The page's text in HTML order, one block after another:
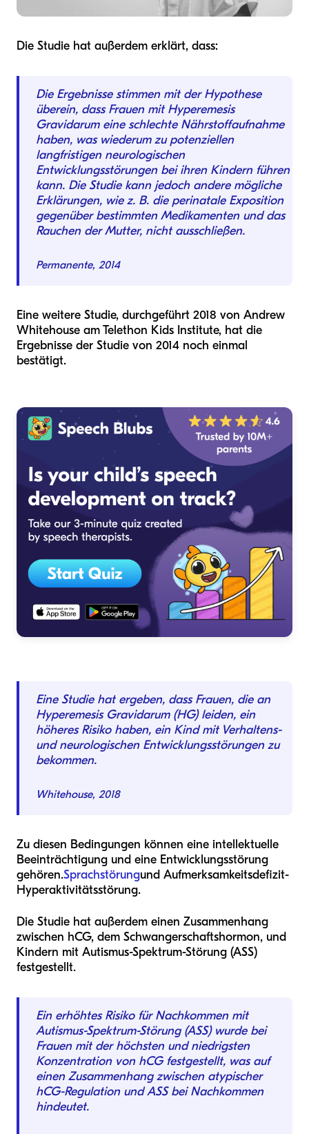
Die Studie hat außerdem erklärt, dass:
Die Ergebnisse stimmen mit der Hypothese
überein, dass Frauen mit Hyperemesis
Gravidarum eine schlechte Nährstoffaufnahme
haben, was wiederum zu potenziellen
langfristigen neurologischen
Entwicklungsstörungen bei ihren Kindern führen
kann. Die Studie kann jedoch andere mögliche
Erklärungen, wie z. B. die perinatale Exposition
gegenüber bestimmten Medikamenten und das
Rauchen der Mutter, nicht ausschließen.
Permanente, 2014
Eine weitere Studie, durchgeführt 2018 von Andrew
Whitehouse am Telethon Kids Institute, hat die
Ergebnisse der Studie von 2014 noch einmal
bestätigt.
Eine Studie hat ergeben, dass Frauen, die an
Hyperemesis Gravidarum (HG) leiden, ein
höheres Risiko haben, ein Kind mit Verhaltens-
und neurologischen Entwicklungsstörungen zu
bekommen.
Whitehouse, 2018
Zu diesen Bedingungen können eine intellektuelle
Beeinträchtigung und eine Entwicklungsstörung
gehören.Sprachstörungund Aufmerksamkeitsdefizit-
Hyperaktivitätsstörung.
Die Studie hat außerdem einen Zusammenhang
zwischen hCG, dem Schwangerschaftshormon, und
Kindern mit Autismus-Spektrum-Störung (ASS)
festgestellt.
Ein erhöhtes Risiko für Nachkommen mit
Autismus-Spektrum-Störung (ASS) wurde bei
Frauen mit der höchsten und niedrigsten
Konzentration von hCG festgestellt, was auf
einen Zusammenhang zwischen atypischer
hCG-Regulation und ASS bei Nachkommen
hindeutet.